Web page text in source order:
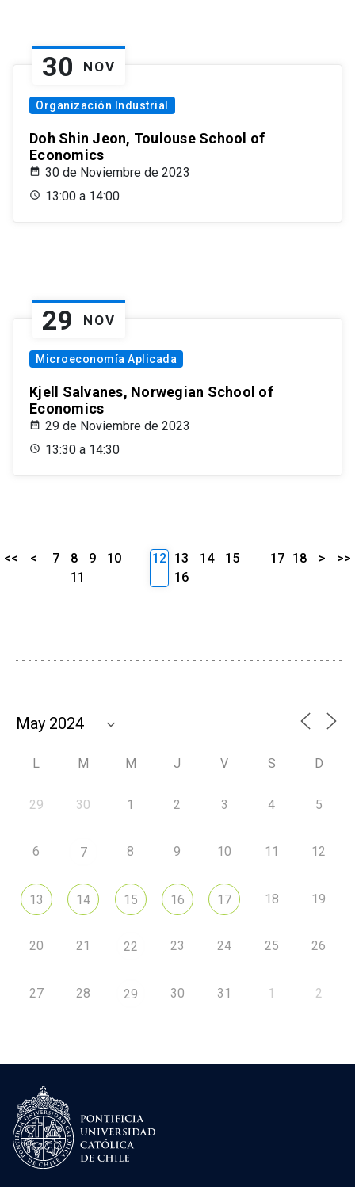
30 NOV
Organización Industrial
Doh Shin Jeon, Toulouse School of
Economics
30 de Noviembre de 2023
13:00 a 14:00
29 NOV
Microeconomía Aplicada
Kjell Salvanes, Norwegian School of
Economics
29 de Noviembre de 2023
13:30 a 14:30
<< < 7 8 9
10
11
12 13 14
15
16
17 18 > >>
L M M J V S D
29 30 1 2 3 4 5
6 7 8 9 10 11 12
13 14 15 16 17 18 19
20 21 22 23 24 25 26
27 28 29 30 31 1 2